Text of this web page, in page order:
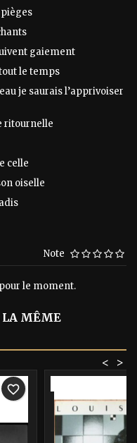
pièges
gaiement
le temps
je saurais l’apprivoiser
ritournelle
celle
oiselle
Note
le moment.
LA MÊME
>
<
favorite_border